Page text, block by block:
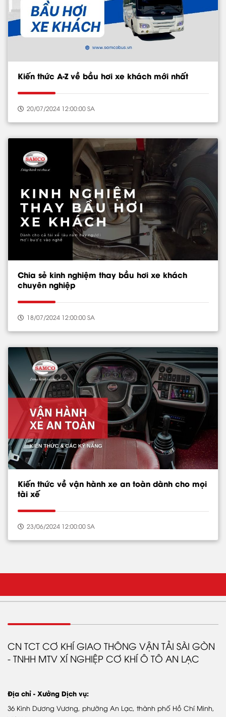
Kiến thức A-Z về bầu hơi xe khách mới nhất
20/07/2024 12:00:00 SA
Chia sẻ kinh nghiệm thay bầu hơi xe khách
chuyên nghiệp
18/07/2024 12:00:00 SA
Kiến thức về vận hành xe an toàn dành cho mọi
tài xế
23/06/2024 12:00:00 SA
Tổng CTy SamCo
Giới thiệu Samco Bus
Quá trình phát triển
DỊCH VỤ & PHỤ TÙNG
CN TCT CƠ KHÍ GIAO THÔNG VẬN TẢI SÀI GÒN
- TNHH MTV XÍ NGHIỆP CƠ KHÍ Ô TÔ AN LẠC
Địa chỉ - Xưởng Dịch vụ:
36 Kinh Dương Vương, phường An Lạc, thành phố Hồ Chí Minh,